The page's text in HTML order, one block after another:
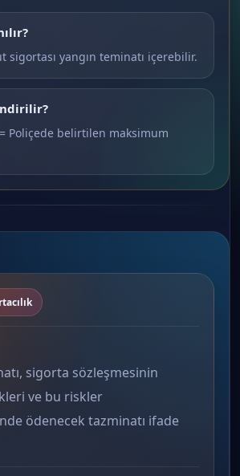
sigortası yangın teminatı içerebilir.
Poliçede belirtilen maksimum
sigorta sözleşmesinin
ve bu riskler
ödenecek tazminatı ifade